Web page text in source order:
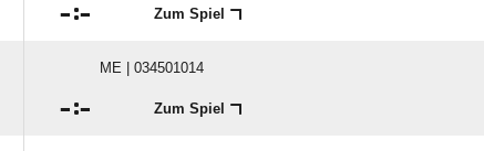
: Zum Spiel
ME | 034501014
: Zum Spiel